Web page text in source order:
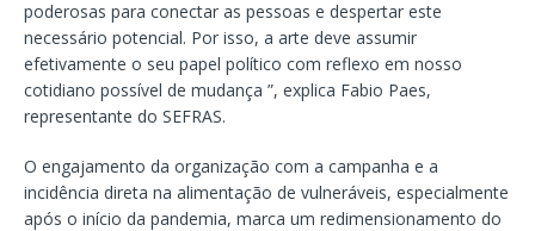
poderosas para conectar as pessoas e despertar este
necessário potencial. Por isso, a arte deve assumir
efetivamente o seu papel político com reflexo em nosso
cotidiano possível de mudança ”, explica Fabio Paes,
representante do SEFRAS.
O engajamento da organização com a campanha e a
incidência direta na alimentação de vulneráveis, especialmente
após o início da pandemia, marca um redimensionamento do